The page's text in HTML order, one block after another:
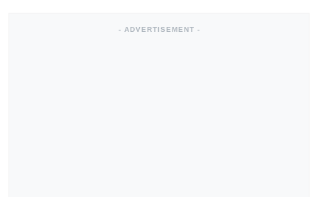
- ADVERTISEMENT -